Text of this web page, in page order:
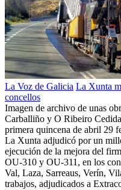
La Voz de Galicia La Xunta
concellos
Imagen de archivo de unas
Carballiño y O Ribeiro
primera quincena de abril 29
La Xunta adjudicó por un
ejecución de la mejora del
OU-310 y OU-311, en los
Val, Laza, Sarreaus, Verín,
trabajos, adjudicados a